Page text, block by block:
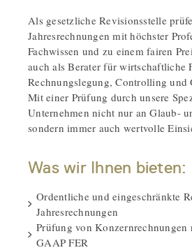
Als gesetzliche Revisionsstelle
Jahresrechnungen mit höchster
Fachwissen und zu einem fairen
auch als Berater für wirtschaftliche
Rechnungslegung, Controlling und
Mit einer Prüfung durch unsere
Unternehmen nicht nur an Glaub-
sondern immer auch wertvolle
Was wir Ihnen bieten:
Ordentliche und eingeschränkte
Jahresrechnungen
Prüfung von Konzernrechnungen
GAAP FER